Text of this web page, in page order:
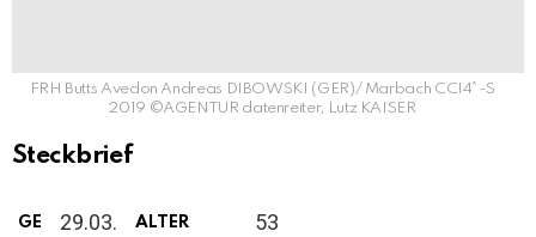
FRH Butts Avedon Andreas DIBOWSKI (GER)/ Marbach CCI4*-S
2019 ©AGENTUR datenreiter, Lutz KAISER
Steckbrief
GE
29.03.
ALTER 53